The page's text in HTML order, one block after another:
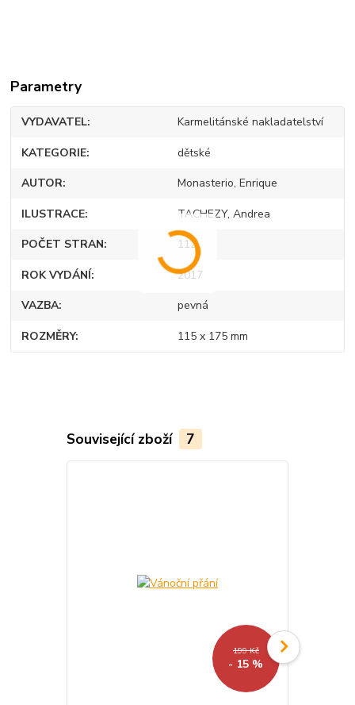
Parametry
VYDAVATEL Karmelitánské nakladatelství
KATEGORIE dětské
AUTOR Monasterio, Enrique
ILUSTRACE TACHEZY, Andrea
POČET STRAN 112
ROK VYDÁNÍ 2017
VAZBA pevná
ROZMĚRY 115 x 175 mm
Související zboží 7
199 Kč
- 15 %